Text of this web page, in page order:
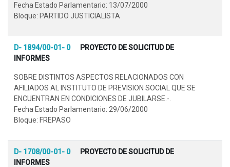
Fecha Estado Parlamentario: 13/07/2000
Bloque: PARTIDO JUSTICIALISTA
D- 1894/00-01- 0
PROYECTO DE SOLICITUD DE
INFORMES
SOBRE DISTINTOS ASPECTOS RELACIONADOS CON
AFILIADOS AL INSTITUTO DE PREVISION SOCIAL QUE SE
ENCUENTRAN EN CONDICIONES DE JUBILARSE.-.
Fecha Estado Parlamentario: 29/06/2000
Bloque: FREPASO
D- 1708/00-01- 0
PROYECTO DE SOLICITUD DE
INFORMES